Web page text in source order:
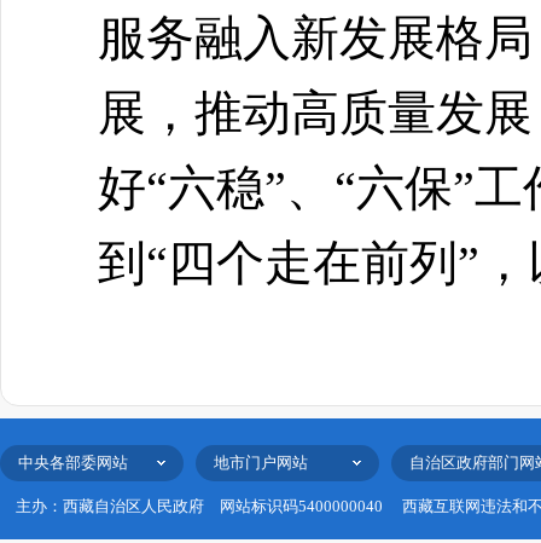
服务融入新发展格
展，推动高质量发
好“六稳”、“六保”
到“四个走在前列”
中央各部委网站 地市门户网站 自治区政府部门网
主办：西藏自治区人民政府 网站标识码5400000040 西藏互联网违法和